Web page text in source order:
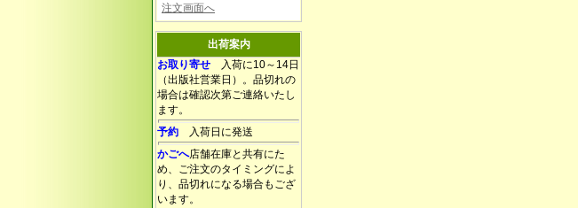
注文画面へ
出荷案内
お取り寄せ 入荷に10～14日
（出版社営業日）。品切れの
場合は確認次第ご連絡いたし
ます。
予約 入荷日に発送
かごへ店舗在庫と共有にた
め、ご注文のタイミングによ
り、品切れになる場合もござ
います。